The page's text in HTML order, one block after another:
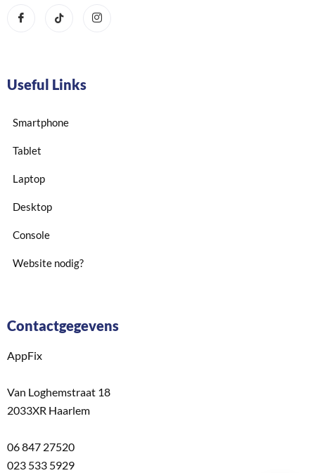
Useful Links
Smartphone
Tablet
Laptop
Desktop
Console
Website nodig?
Contactgegevens
AppFix
Van Loghemstraat 18
2033XR Haarlem
06 847 27520
023 533 5929